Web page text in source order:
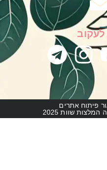
פיתוח אתרים
שוות 2025